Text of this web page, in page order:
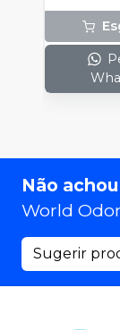
Não
World
Sugerir